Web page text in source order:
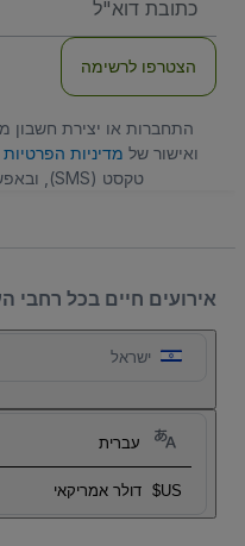
שלכם
הצטרפו לרשימה
התחברות או יצירת חשבון
ואישור של מדיניות הפרטיות
טקסט (SMS), ובאפשרותך לבטל אותן בכל עת.
אירועים חיים בכל רחבי
ישראל
עברית
US$ דולר אמריקאי